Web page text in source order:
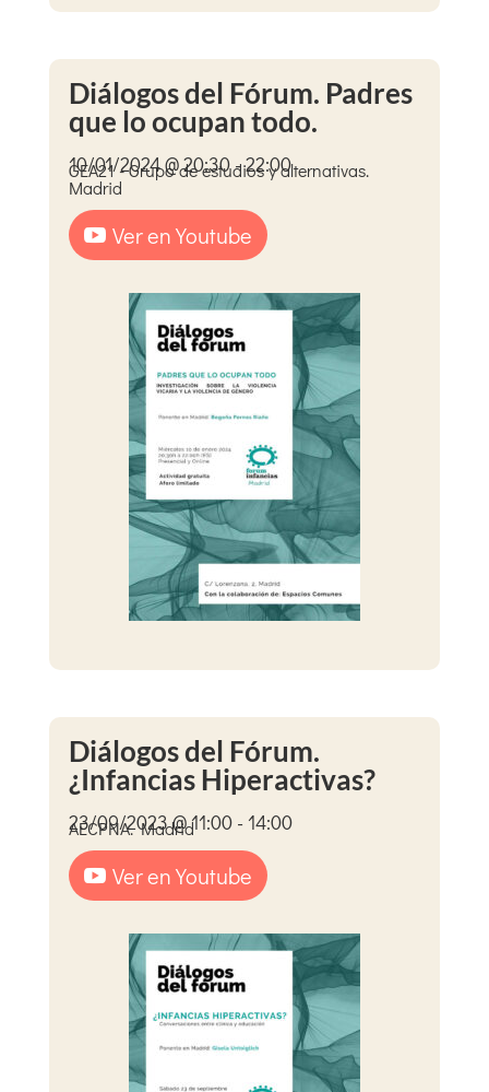
Diálogos del Fórum. Padres
que lo ocupan todo.
10/01/2024 @ 20:30 - 22:00
GEA21 - Grupo de estudios y alternativas.
Madrid
Ver en Youtube
Diálogos del Fórum.
¿Infancias Hiperactivas?
23/09/2023 @ 11:00 - 14:00
AECPNA. Madrid
Ver en Youtube